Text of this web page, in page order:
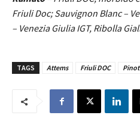
Friuli Doc; Sauvignon Blanc –
– Venezia Giulia IGT, Ribolla
TAGS Attems Friuli DOC